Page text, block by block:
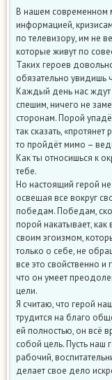
В нашем современном
информацией,
по телевизору, им не
которые живут по
Таких героев
обязательно увидишь
Каждый день нас ждут
спешим, ничего не
сторонам. Порой
так сказать,
то пройдёт мимо –
Как ты относишься к
тебе.
Но настоящий герой
освещая все вокруг
победам. Победам,
порой накатывает, как
своим эгоизмом,
только о себе, не
все это свойственно
что он умеет
цели.
Я считаю, что герой
трудится на благо
ей полностью, он всё
собой цель. Пусть наш
рабочий,
делает свое дело